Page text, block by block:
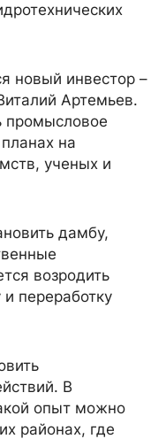
новый инвестор –
Артемьев.
промысловое
на
ученых и
дамбу,
возродить
переработку
В
опыт можно
районах, где